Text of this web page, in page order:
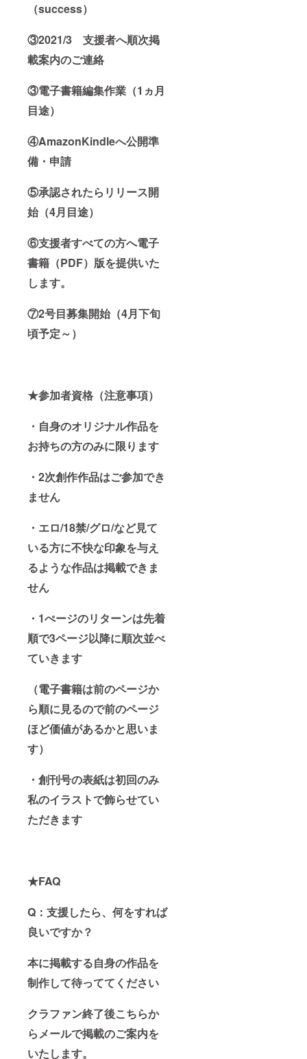
（success）
③2021/3 支援者へ順次掲
載案内のご連絡
③電子書籍編集作業（1ヵ月
目途）
④AmazonKindleへ公開準
備・申請
⑤承認されたらリリース開
始（4月目途）
⑥支援者すべての方へ電子
書籍（PDF）版を提供いた
します。
⑦2号目募集開始（4月下旬
頃予定～）
★参加者資格（注意事項）
・自身のオリジナル作品を
お持ちの方のみに限ります
・2次創作作品はご参加でき
ません
・エロ/18禁/グロ/など見て
いる方に不快な印象を与え
るような作品は掲載できま
せん
・1ぺージのリターンは先着
順で3ページ以降に順次並べ
ていきます
（電子書籍は前のページか
ら順に見るので前のページ
ほど価値があるかと思いま
す）
・創刊号の表紙は初回のみ
私のイラストで飾らせてい
ただきます
★FAQ
Q：支援したら、何をすれば
良いですか？
本に掲載する自身の作品を
制作して待っててください
クラファン終了後こちらか
らメールで掲載のご案内を
いたします。